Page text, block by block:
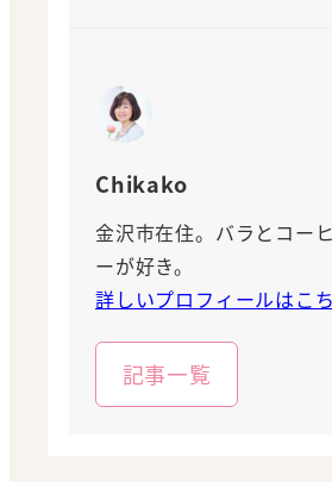
Chikako
金沢市在住。バラとコー
ーが好き。
詳しいプロフィールはこち
記事一覧